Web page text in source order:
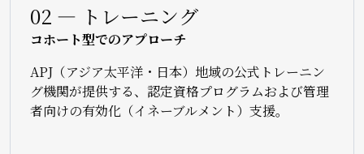
02 — トレーニング
コホート型でのアプローチ
APJ（アジア太平洋・日本）地域の公式トレーニン
グ機関が提供する、認定資格プログラムおよび管理
者向けの有効化（イネーブルメント）支援。